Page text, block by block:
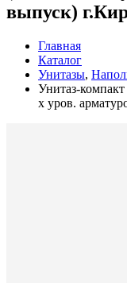
выпуск)
Главная
Каталог
Унитазы,
Унитаз-
х уров.